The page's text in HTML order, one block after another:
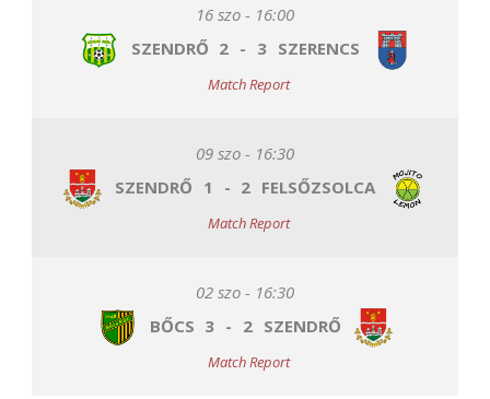
16 szo - 16:00
SZENDRŐ 2 - 3 SZERENCS
Match Report
09 szo - 16:30
SZENDRŐ 1 - 2 FELSŐZSOLCA
Match Report
02 szo - 16:30
BŐCS 3 - 2 SZENDRŐ
Match Report